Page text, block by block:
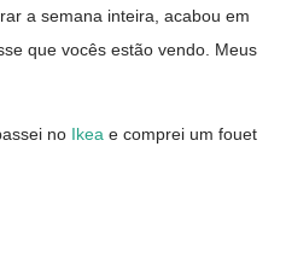
a semana inteira, acabou em
que vocês estão vendo. Meus
no Ikea e comprei um fouet